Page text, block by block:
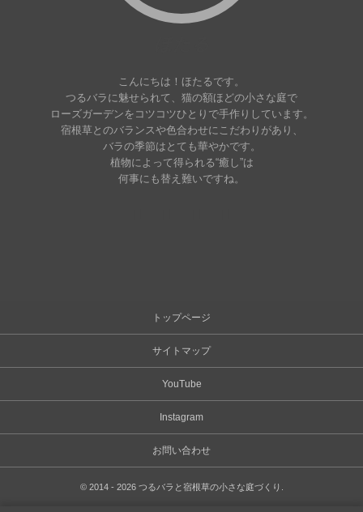
こんにちは！ほたるです。
つるバラに魅せられて、猫の額ほどの小さな庭で
ローズガーデンをコツコツひとりで手作りしています。
宿根草とのバランスや色合わせにこだわりがあり、
バラの季節はとても華やかです。
植物によって得られる“癒し”は
何事にも替え難いですね。
トップページ
サイトマップ
YouTube
Instagram
お問い合わせ
© 2014 - 2026 つるバラと宿根草の小さな庭づくり